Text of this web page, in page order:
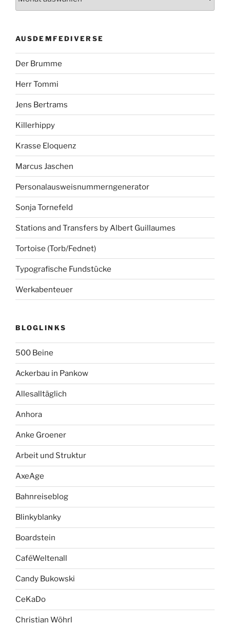
AUSDEMFEDIVERSE
Der Brumme
Herr Tommi
Jens Bertrams
Killerhippy
Krasse Eloquenz
Marcus Jaschen
Personalausweisnummerngenerator
Sonja Tornefeld
Stations and Transfers by Albert Guillaumes
Tortoise (Torb/Fednet)
Typografische Fundstücke
Werkabenteuer
BLOGLINKS
500 Beine
Ackerbau in Pankow
Allesalltäglich
Anhora
Anke Groener
Arbeit und Struktur
AxeAge
Bahnreiseblog
Blinkyblanky
Boardstein
CaféWeltenall
Candy Bukowski
CeKaDo
Christian Wöhrl